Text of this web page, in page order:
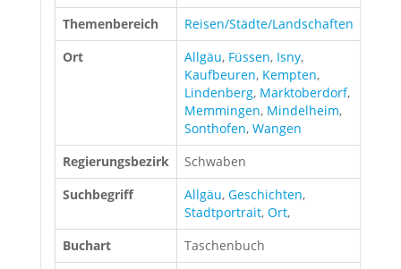
Themenbereich
Reisen/Städte/Landschaften
Ort
Allgäu, Füssen, Isny,
Kaufbeuren, Kempten,
Lindenberg, Marktoberdorf,
Memmingen, Mindelheim,
Sonthofen, Wangen
Regierungsbezirk
Schwaben
Suchbegriff
Allgäu, Geschichten,
Stadtportrait, Ort,
Buchart
Taschenbuch